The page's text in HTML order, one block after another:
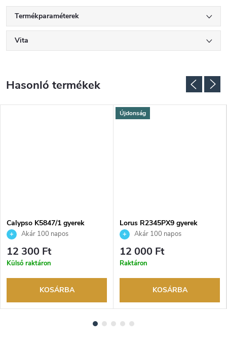
Termékparaméterek
Vita
Calypso K5847/1 gyerek
karóraAkár 100 napos
visszaküldési lehetőség. Hivatalos
márkakereskedő.
12 300 Ft
Külső raktáron
KOSÁRBA
Újdonság
Lorus R2345PX9 gyerek
karóraAkár 100 napos
visszaküldési lehetőség. Hivatalos
márkakereskedő.
12 000 Ft
Raktáron
KOSÁRBA